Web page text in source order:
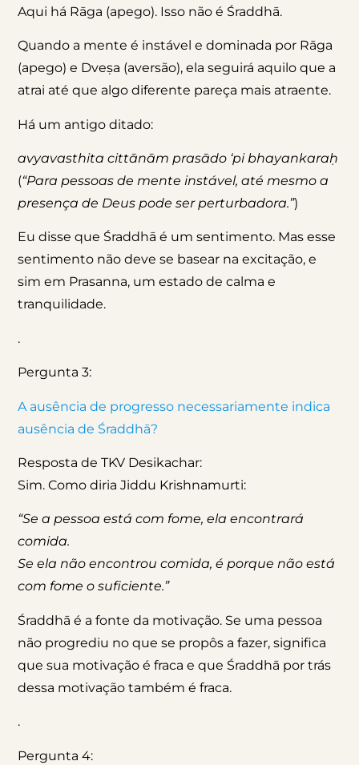
Aqui há Rāga (apego). Isso não é Śraddhā.
Quando a mente é instável e dominada por Rāga
(apego) e Dveṣa (aversão), ela seguirá aquilo que a
atrai até que algo diferente pareça mais atraente.
Há um antigo ditado:
avyavasthita cittānām prasādo ‘pi bhayankaraḥ
(“Para pessoas de mente instável, até mesmo a
presença de Deus pode ser perturbadora.”)
Eu disse que Śraddhā é um sentimento. Mas esse
sentimento não deve se basear na excitação, e
sim em Prasanna, um estado de calma e
tranquilidade.
.
Pergunta 3:
A ausência de progresso necessariamente indica
ausência de Śraddhā?
Resposta de TKV Desikachar:
Sim. Como diria Jiddu Krishnamurti:
“Se a pessoa está com fome, ela encontrará
comida.
Se ela não encontrou comida, é porque não está
com fome o suficiente.”
Śraddhā é a fonte da motivação. Se uma pessoa
não progrediu no que se propôs a fazer, significa
que sua motivação é fraca e que Śraddhā por trás
dessa motivação também é fraca.
.
Pergunta 4: